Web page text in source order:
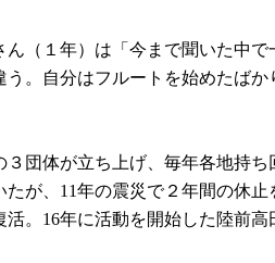
（１年）は「今まで聞いた中で
。自分はフルートを始めたばか
団体が立ち上げ、毎年各地持ち
が、11年の震災で２年間の休止
。16年に活動を開始した陸前高